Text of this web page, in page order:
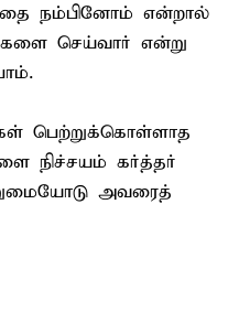
நம்பினோம் என்றால்
செய்வார் என்று
பெற்றுக்கொள்ளாத
நிச்சயம் கர்த்தர்
அவரைத்